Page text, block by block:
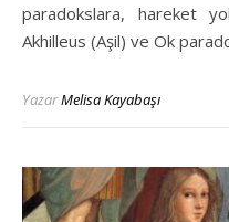
paradokslara, hareket
Akhilleus (Aşil) ve Ok
YazarMelisa Kayabaşı